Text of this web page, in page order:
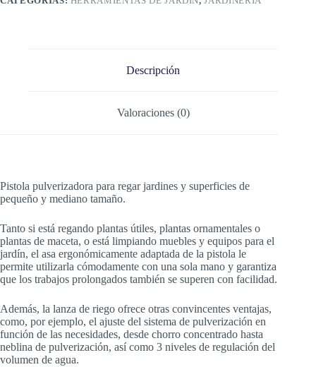
Descripción
Valoraciones (0)
Pistola pulverizadora para regar jardines y superficies de
pequeño y mediano tamaño.
Tanto si está regando plantas útiles, plantas ornamentales o
plantas de maceta, o está limpiando muebles y equipos para el
jardín, el asa ergonómicamente adaptada de la pistola le
permite utilizarla cómodamente con una sola mano y garantiza
que los trabajos prolongados también se superen con facilidad.
Además, la lanza de riego ofrece otras convincentes ventajas,
como, por ejemplo, el ajuste del sistema de pulverización en
función de las necesidades, desde chorro concentrado hasta
neblina de pulverización, así como 3 niveles de regulación del
volumen de agua.